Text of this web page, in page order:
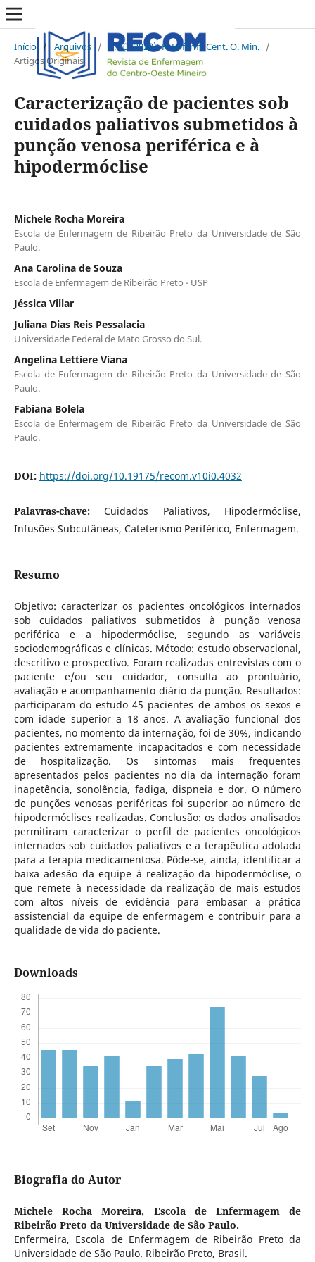
Início / Arquivos / v. 10 (2020): R. Enferm. Cent. O. Min. /
Artigos Originais
Caracterização de pacientes sob
cuidados paliativos submetidos à
punção venosa periférica e à
hipodermóclise
Michele Rocha Moreira
Escola de Enfermagem de Ribeirão Preto da Universidade de São
Paulo.
Ana Carolina de Souza
Escola de Enfermagem de Ribeirão Preto - USP
Jéssica Villar
Juliana Dias Reis Pessalacia
Universidade Federal de Mato Grosso do Sul.
Angelina Lettiere Viana
Escola de Enfermagem de Ribeirão Preto da Universidade de São
Paulo.
Fabiana Bolela
Escola de Enfermagem de Ribeirão Preto da Universidade de São
Paulo.
DOI: https://doi.org/10.19175/recom.v10i0.4032
Palavras-chave:Cuidados Paliativos, Hipodermóclise,
Infusões Subcutâneas, Cateterismo Periférico, Enfermagem.
Resumo
Objetivo: caracterizar os pacientes oncológicos internados
sob cuidados paliativos submetidos à punção venosa
periférica e a hipodermóclise, segundo as variáveis
sociodemográficas e clínicas. Método: estudo observacional,
descritivo e prospectivo. Foram realizadas entrevistas com o
paciente e/ou seu cuidador, consulta ao prontuário,
avaliação e acompanhamento diário da punção. Resultados:
participaram do estudo 45 pacientes de ambos os sexos e
com idade superior a 18 anos. A avaliação funcional dos
pacientes, no momento da internação, foi de 30%, indicando
pacientes extremamente incapacitados e com necessidade
de hospitalização. Os sintomas mais frequentes
apresentados pelos pacientes no dia da internação foram
inapetência, sonolência, fadiga, dispneia e dor. O número
de punções venosas periféricas foi superior ao número de
hipodermóclises realizadas. Conclusão: os dados analisados
permitiram caracterizar o perfil de pacientes oncológicos
internados sob cuidados paliativos e a terapêutica adotada
para a terapia medicamentosa. Pôde-se, ainda, identificar a
baixa adesão da equipe à realização da hipodermóclise, o
que remete à necessidade da realização de mais estudos
com altos níveis de evidência para embasar a prática
assistencial da equipe de enfermagem e contribuir para a
qualidade de vida do paciente.
Downloads
Biografia do Autor
Michele Rocha Moreira, Escola de Enfermagem de
Ribeirão Preto da Universidade de São Paulo.
Enfermeira, Escola de Enfermagem de Ribeirão Preto da
Universidade de São Paulo. Ribeirão Preto, Brasil.